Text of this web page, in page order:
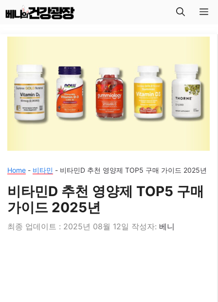
츠
메
뉴
Home - 비타민 - 비타민D 추천 영양제 TOP5 구매 가이드 2025년
비타민D 추천 영양제 TOP5 구매
가이드 2025년
2025년 08월 12일 작성자: 베니